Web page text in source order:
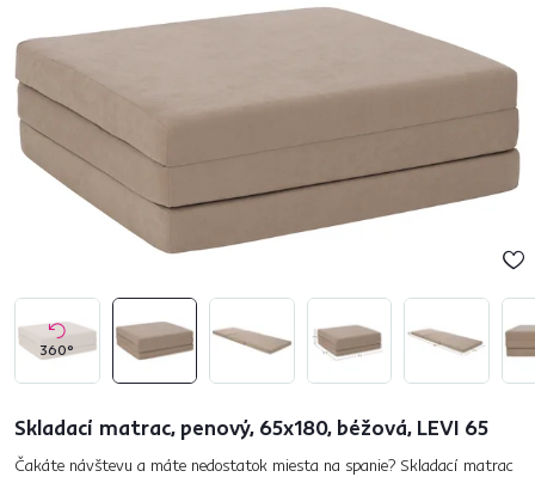
360°
Skladací matrac, penový, 65x180, béžová, LEVI 65
Čakáte návštevu a máte nedostatok miesta na spanie? Skladací matrac